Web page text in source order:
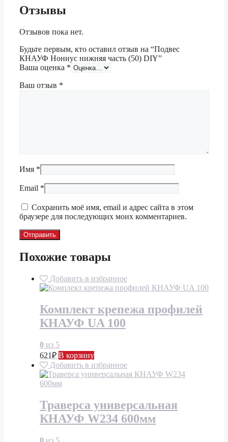
Отзывы
Отзывов пока нет.
Будьте первым, кто оставил отзыв на “Подвес
КНАУФ Нониус нижняя часть (50) DIY”
Ваша оценка *
Ваш отзыв *
Имя *
Email *
Сохранить моё имя, email и адрес сайта в этом
браузере для последующих моих комментариев.
Похожие товары
Добавить в избранное
Комплект крепежа профилей
КНАУФ UA 100
0 из 5
621₽ В корзину
Добавить в избранное
Траверса универсальная
КНАУФ W234 600мм
0 из 5